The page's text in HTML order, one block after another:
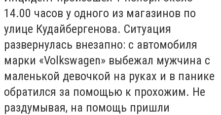
14.00 часов у одного из магазинов по
улице Кудайбергенова. Ситуация
развернулась внезапно: с автомобиля
марки «Volkswagen» выбежал мужчина с
маленькой девочкой на руках и в панике
обратился за помощью к прохожим. Не
раздумывая, на помощь пришли